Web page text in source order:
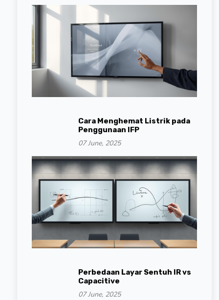
Cara Menghemat Listrik pada
Penggunaan IFP
07 June, 2025
Perbedaan Layar Sentuh IR vs
Capacitive
07 June, 2025